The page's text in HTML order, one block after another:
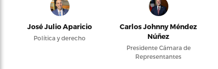
José Julio Aparicio
Política y derecho
Carlos Johnny Méndez
Núñez
Presidente Cámara de
Representantes